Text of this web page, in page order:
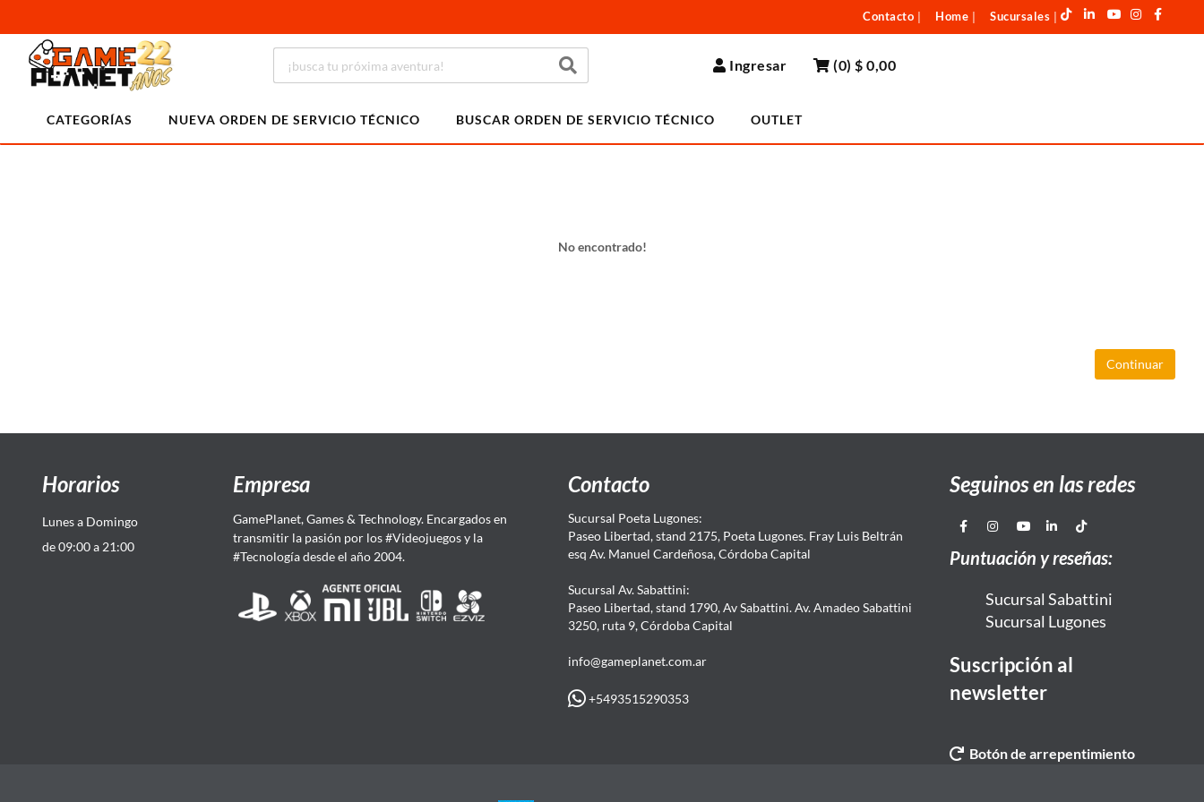
Contacto Home Sucursales
Ingresar (0)$ 0,00
CATEGORÍAS NUEVA ORDEN DE SERVICIO TÉCNICO BUSCAR ORDEN DE SERVICIO TÉCNICO OUTLET
No encontrado!
Continuar
Horarios
Lunes a Domingo
de 09:00 a 21:00
Empresa
GamePlanet, Games & Technology. Encargados en
transmitir la pasión por los #Videojuegos y la
#Tecnología desde el año 2004.
Contacto
Sucursal Poeta Lugones:
Paseo Libertad, stand 2175, Poeta Lugones. Fray Luis Beltrán
esq Av. Manuel Cardeñosa, Córdoba Capital
Sucursal Av. Sabattini:
Paseo Libertad, stand 1790, Av Sabattini. Av. Amadeo Sabattini
3250, ruta 9, Córdoba Capital
info@gameplanet.com.ar
+5493515290353
Seguinos en las redes
Puntuación y reseñas:
Sucursal Sabattini
Sucursal Lugones
Suscripción al
newsletter
Botón de arrepentimiento